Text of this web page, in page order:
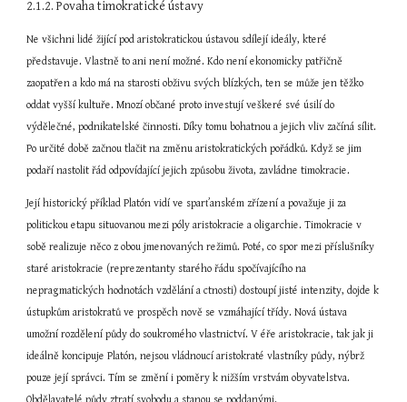
2.1.2. Povaha timokratické ústavy
Ne všichni lidé žijící pod aristokratickou ústavou sdílejí ideály, které
představuje. Vlastně to ani není možné. Kdo není ekonomicky patřičně
zaopatřen a kdo má na starosti obživu svých blízkých, ten se může jen těžko
oddat vyšší kultuře. Mnozí občané proto investují veškeré své úsilí do
výdělečné, podnikatelské činnosti. Díky tomu bohatnou a jejich vliv začíná sílit.
Po určité době začnou tlačit na změnu aristokratických pořádků. Když se jim
podaří nastolit řád odpovídající jejich způsobu života, zavládne timokracie.
Její historický příklad Platón vidí ve sparťanském zřízení a považuje ji za
politickou etapu situovanou mezi póly aristokracie a oligarchie. Timokracie v
sobě realizuje něco z obou jmenovaných režimů. Poté, co spor mezi příslušníky
staré aristokracie (reprezentanty starého řádu spočívajícího na
nepragmatických hodnotách vzdělání a ctnosti) dostoupí jisté intenzity, dojde k
ústupkům aristokratů ve prospěch nově se vzmáhající třídy. Nová ústava
umožní rozdělení půdy do soukromého vlastnictví. V éře aristokracie, tak jak ji
ideálně koncipuje Platón, nejsou vládnoucí aristokraté vlastníky půdy, nýbrž
pouze její správci. Tím se změní i poměry k nižším vrstvám obyvatelstva.